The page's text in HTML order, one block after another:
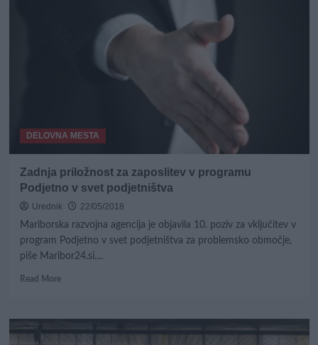
DELOVNA MESTA
Zadnja priložnost za zaposlitev v programu
Podjetno v svet podjetništva
Urednik
22/05/2018
Mariborska razvojna agencija je objavila 10. poziv za vključitev v
program Podjetno v svet podjetništva za problemsko območje,
piše Maribor24.si....
Read MoreRead
Zadnja